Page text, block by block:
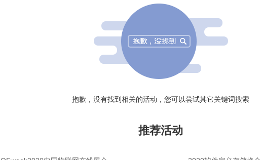
抱歉，没有找到相关的活动，您可以尝试其它关键词搜索
推荐活动